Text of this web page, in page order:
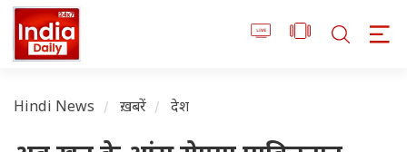
Hindi News ख़बरें देश